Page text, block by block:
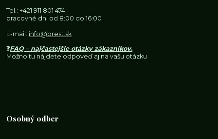
Tel.:+421 911 801 474
pracovné dni od 8:00 do 16:00
E-mail: info@brest.sk
❓FAQ – najčastejšie otázky zákazníkov.
Možno tu nájdete odpoveď aj na vašu otázku
Osobný odber